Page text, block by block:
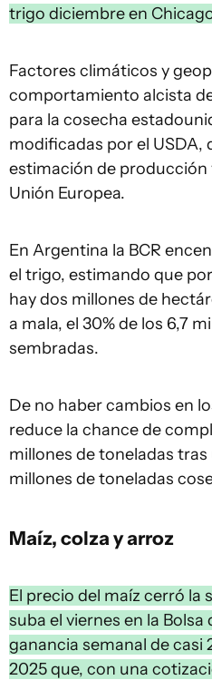
trigo diciembre en
Factores climáticos y
comportamiento alcista
para la cosecha
modificadas por el USDA,
estimación de producción
Unión Europea.
En Argentina la BCR
el trigo, estimando que
hay dos millones de
a mala, el 30% de los 6,7
sembradas.
De no haber cambios en
reduce la chance de
millones de toneladas tras
millones de toneladas
Maíz, colza y arroz
El precio del maíz cerró la
suba el viernes en la Bolsa
ganancia semanal de casi
2025 que, con una